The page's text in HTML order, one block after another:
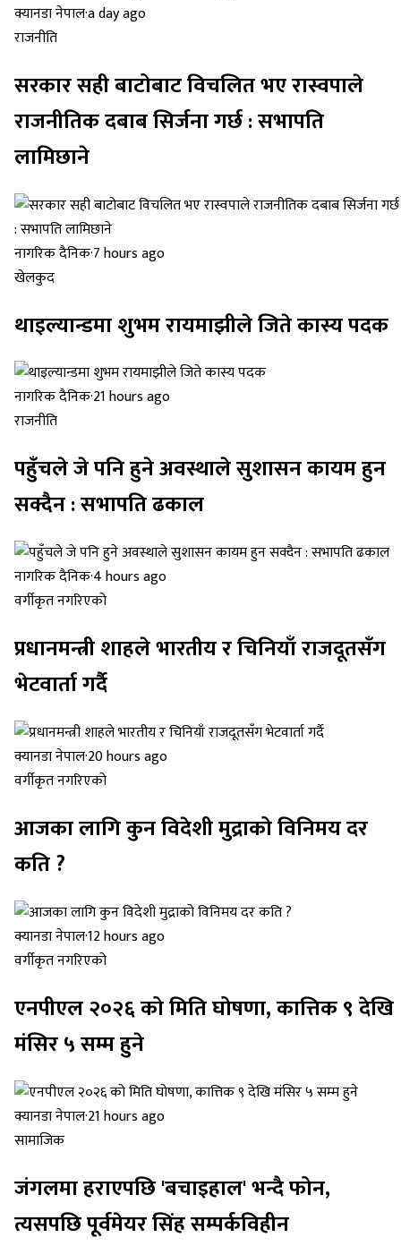
क्यानडा नेपाल·a day ago
राजनीति
सरकार सही बाटोबाट विचलित भए रास्वपाले
राजनीतिक दबाब सिर्जना गर्छ : सभापति
लामिछाने
नागरिक दैनिक·7 hours ago
खेलकुद
थाइल्यान्डमा शुभम रायमाझीले जिते कास्य पदक
नागरिक दैनिक·21 hours ago
राजनीति
पहुँचले जे पनि हुने अवस्थाले सुशासन कायम हुन
सक्दैन : सभापति ढकाल
नागरिक दैनिक·4 hours ago
वर्गीकृत नगरिएको
प्रधानमन्त्री शाहले भारतीय र चिनियाँ राजदूतसँग
भेटवार्ता गर्दै
क्यानडा नेपाल·20 hours ago
वर्गीकृत नगरिएको
आजका लागि कुन विदेशी मुद्राको विनिमय दर
कति ?
क्यानडा नेपाल·12 hours ago
वर्गीकृत नगरिएको
एनपीएल २०२६ को मिति घोषणा, कात्तिक ९ देखि
मंसिर ५ सम्म हुने
क्यानडा नेपाल·21 hours ago
सामाजिक
जंगलमा हराएपछि 'बचाइहाल' भन्दै फोन,
त्यसपछि पूर्वमेयर सिंह सम्पर्कविहीन